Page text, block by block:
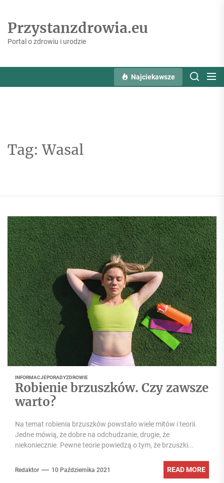
content
Przystanzdrowia.eu
Portal o zdrowiu i urodzie
Najciekawsze
Tag:Wasal
INFORMACJEPORADYZDROWIE
Robienie brzuszków. Czy zawsze
warto?
Na temat robienia brzuszków powstało wiele mitów i teorii.
Jedne mówią, że dobre na odchudzanie, drugie, że
niekoniecznie. Pewne teorie powiedzą o tym, że brzuszki...
Redaktor 10 Października 2021 READ MORE